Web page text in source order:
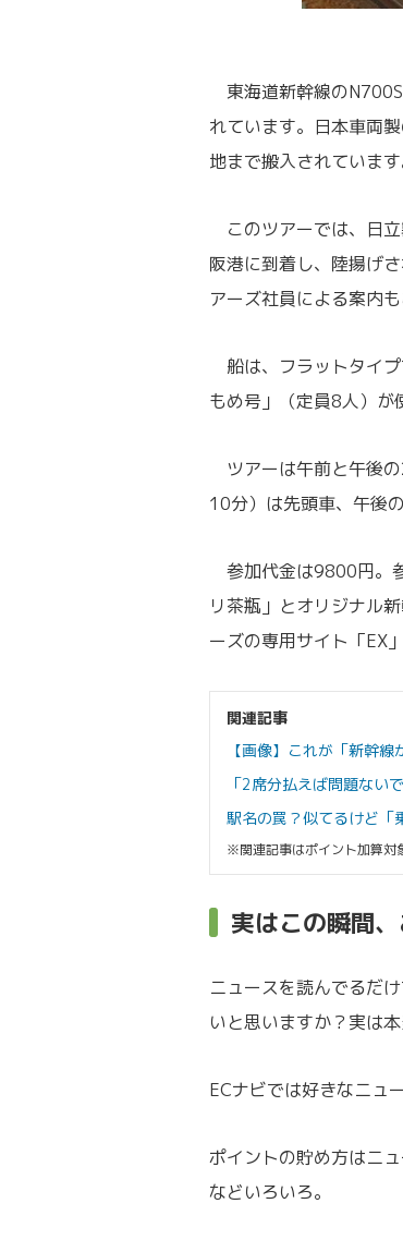
東海道新幹線の
れています。日本車両
地まで搬入されています
このツアーでは、日
阪港に到着し、陸揚げ
アーズ社員による案内も
船は、フラットタイ
もめ号」（定員8人）が
ツアーは午前と午後
10分）は先頭車、午後
参加代金は9800円。
リ茶瓶」とオリジナル
ーズの専用サイト「EX
関連記事
【画像】これが「新幹
「2席分払えば問題ない
駅名の罠？似てるけど「
※関連記事はポイント加算対
実はこの瞬間
ニュースを読んでるだ
いと思いますか？実は本
ECナビでは好きなニュ
ポイントの貯め方はニ
などいろいろ。